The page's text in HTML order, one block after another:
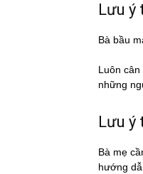
Lưu ý
Bà bầu
Luôn
những
Lưu ý
Bà mẹ
hướng